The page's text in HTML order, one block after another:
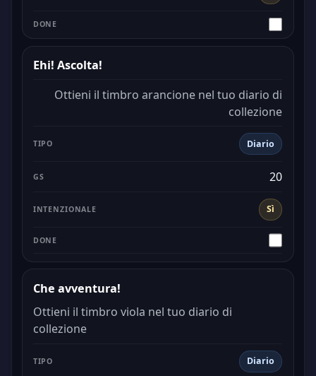
Ehi! Ascolta!
Ottieni il timbro arancione nel tuo diario di
collezione
Diario
Sì
20
Che avventura!
Ottieni il timbro viola nel tuo diario di
collezione
Diario